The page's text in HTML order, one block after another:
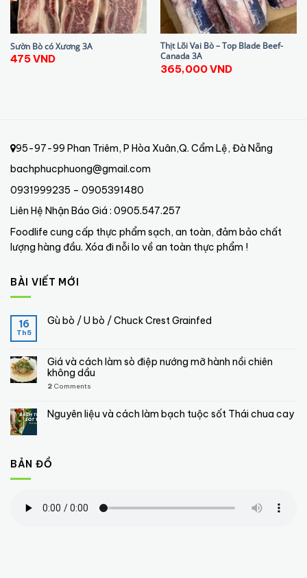
Sườn Bò có Xương 3A
475VND
Thịt Lõi Vai Bò – Top Blade Beef-
Canada 3A
365,000VND
95-97-99 Phan Triêm, P Hòa Xuân,Q. Cẩm Lệ, Đà Nẵng
bachphucphuong@gmail.com
0931999235 – 0905391480
Liên Hệ Nhận Báo Giá : 0905.547.257
Foodlife cung cấp thực phẩm sạch, an toàn, đảm bảo chất
lượng hàng đầu. Xóa đi nỗi lo về an toàn thực phẩm !
BÀI VIẾT MỚI
16
Th5
Gù bò / U bò / Chuck Crest Grainfed
Giá và cách làm sò điệp nướng mỡ hành nồi chiên
không dầu
2 Comments
Nguyên liệu và cách làm bạch tuộc sốt Thái chua cay
BẢN ĐỒ